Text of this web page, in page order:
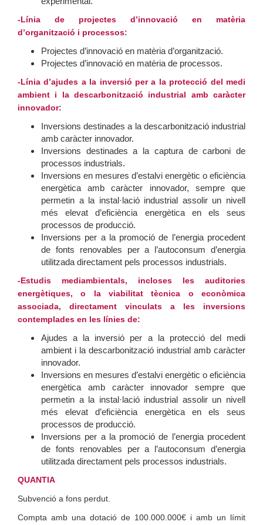
-Línia de projectes d’innovació en matèria
d’organització i processos:
Projectes d’innovació en matèria d’organització.
Projectes d’innovació en matèria de processos.
-Línia d’ajudes a la inversió per a la protecció del medi
ambient i la descarbonització industrial amb caràcter
innovador:
Inversions destinades a la descarbonització industrial
amb caràcter innovador.
Inversions destinades a la captura de carboni de
processos industrials.
Inversions en mesures d’estalvi energètic o eficiència
energètica amb caràcter innovador, sempre que
permetin a la instal·lació industrial assolir un nivell
més elevat d’eficiència energètica en els seus
processos de producció.
Inversions per a la promoció de l’energia procedent
de fonts renovables per a l’autoconsum d’energia
utilitzada directament pels processos industrials.
-Estudis mediambientals, incloses les auditories
energètiques, o la viabilitat tècnica o econòmica
associada, directament vinculats a les inversions
contemplades en les línies de:
Ajudes a la inversió per a la protecció del medi
ambient i la descarbonització industrial amb caràcter
innovador.
Inversions en mesures d’estalvi energètic o eficiència
energètica amb caràcter innovador sempre que
permetin a la instal·lació industrial assolir un nivell
més elevat d’eficiència energètica en els seus
processos de producció.
Inversions per a la promoció de l’energia procedent
de fonts renovables per a l’autoconsum d’energia
utilitzada directament pels processos industrials.
QUANTIA
Subvenció a fons perdut.
Compta amb una dotació de 100.000.000€ i amb un límit